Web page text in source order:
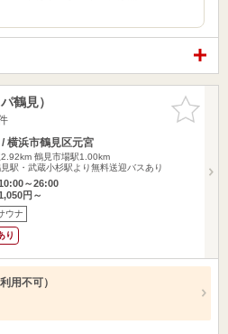
お気に入
りに追加
鶴見）
横浜市鶴見区元宮
鶴見市場駅1.00km
見駅・武蔵小杉駅より無料送迎バスあり
～26:00
円～
ウナ
り
用不可）